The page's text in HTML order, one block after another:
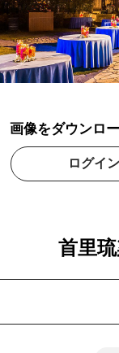
画像をダウンロ
ログイン
首里